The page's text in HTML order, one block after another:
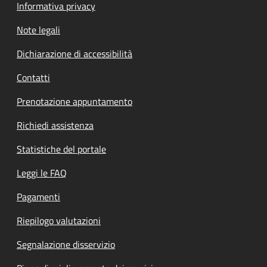
Informativa privacy
Note legali
Dichiarazione di accessibilità
Contatti
Prenotazione appuntamento
Richiedi assistenza
Statistiche del portale
Leggi le FAQ
Pagamenti
Riepilogo valutazioni
Segnalazione disservizio